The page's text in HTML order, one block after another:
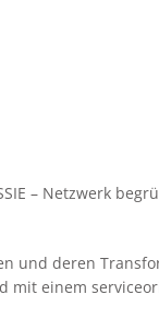
– Netzwerk
und deren
mit einem